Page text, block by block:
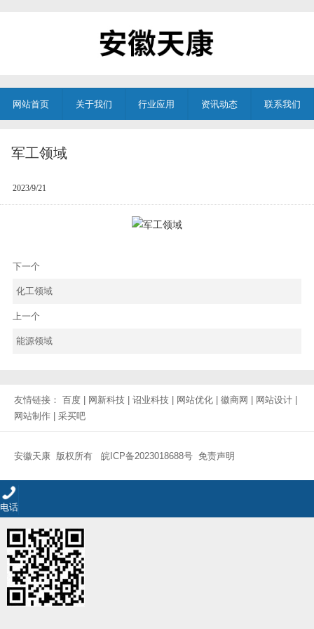
网站首页 关于我们 行业应用 资讯动态 联系我们
军工领域
2023/9/21
下一个
化工领域
上一个
能源领域
友情链接： 百度 网新科技 诏业科技 网站优化 徽商网 网站设计
网站制作
采买吧
安徽天康 版权所有 皖ICP备2023018688号 免责声明
电话